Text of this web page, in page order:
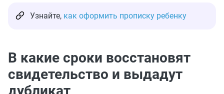
Узнайте, как оформить прописку ребенку
В какие сроки восстановят
свидетельство и выдадут